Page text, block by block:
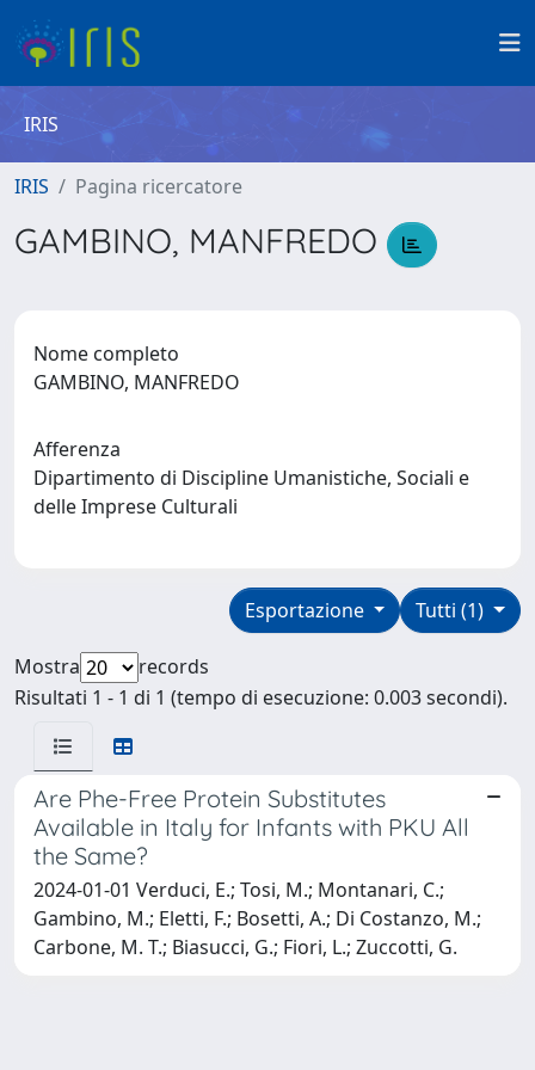
IRIS
IRIS Pagina ricercatore
GAMBINO, MANFREDO
Nome completo
GAMBINO, MANFREDO
Afferenza
Dipartimento di Discipline Umanistiche, Sociali e
delle Imprese Culturali
Tutti (1)
Esportazione
Mostra
records
Risultati 1 - 1 di 1 (tempo di esecuzione: 0.003 secondi).
Are Phe-Free Protein Substitutes
Available in Italy for Infants with PKU All
the Same?
2024-01-01 Verduci, E.; Tosi, M.; Montanari, C.;
Gambino, M.; Eletti, F.; Bosetti, A.; Di Costanzo, M.;
Carbone, M. T.; Biasucci, G.; Fiori, L.; Zuccotti, G.